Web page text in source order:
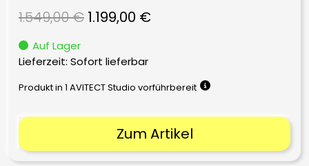
1.549,00€ Ursprünglicher
war:
1.199,00 €Aktueller
1.199,00 €.
Auf Lager
Lieferzeit: Sofort lieferbar
Produkt in 1 AVITECT Studio vorführbereit
Zum Artikel